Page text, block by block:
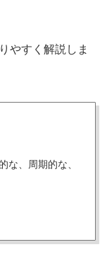
やすく解説しま
な、周期的な、